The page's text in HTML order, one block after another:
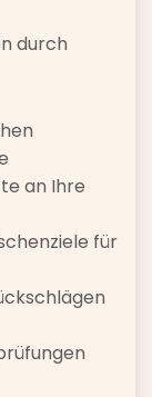
durch
an Ihre
für